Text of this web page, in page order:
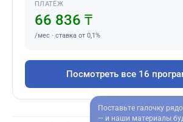
ПЛАТЁЖ
66 836 ₸
/мес · ставка от 0,1%
Посмотреть все 16
Поставьте галочку
— и наши материалы